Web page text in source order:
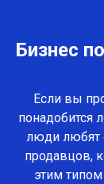
Бизнес
Если вы
понадобится
люди любят
продавцов,
этим